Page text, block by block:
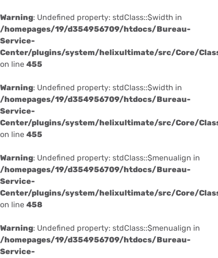
Warning: Undefined property: stdClass::$width in
/homepages/19/d354956709/htdocs/Bureau-
Service-
Center/plugins/system/helixultimate/src/Core/
on line 455
Warning: Undefined property: stdClass::$width in
/homepages/19/d354956709/htdocs/Bureau-
Service-
Center/plugins/system/helixultimate/src/Core/
on line 455
Warning: Undefined property: stdClass::$menualign in
/homepages/19/d354956709/htdocs/Bureau-
Service-
Center/plugins/system/helixultimate/src/Core/
on line 458
Warning: Undefined property: stdClass::$menualign in
/homepages/19/d354956709/htdocs/Bureau-
Service-